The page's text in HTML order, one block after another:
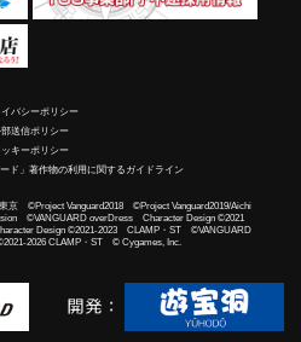
バシーポリシー
部送信ポリシー
ッキーポリシー
ド」著作物の利用に関するガイドライン
©Project Vanguard2018 ©Project Vanguard2019/Aichi
©VANGUARD overDress Character Design ©2021
Design ©2021-2023 CLAMP・ST ©VANGUARD
2026 CLAMP・ST © Cygames, Inc.